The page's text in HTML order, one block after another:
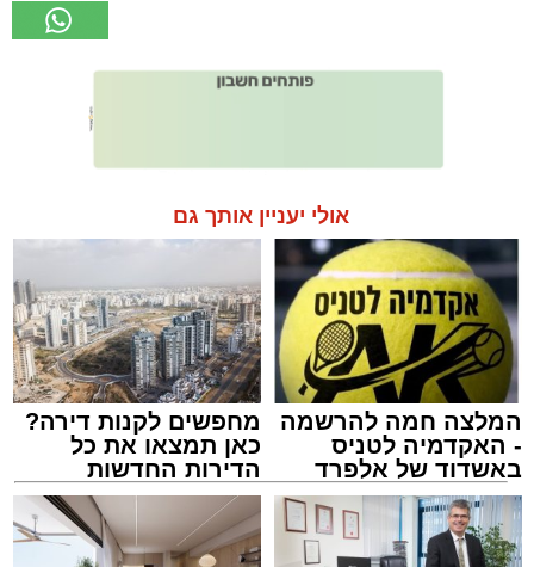
אולי יעניין אותך גם
המלצה חמה להרשמה
- האקדמיה לטניס
באשדוד של אלפרד
קריאולנסקי - לילדים
מחפשים לקנות דירה?
כאן תמצאו את כל
הדירות החדשות
למכירה באשדוד >>>